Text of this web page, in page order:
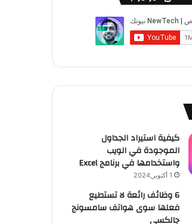
كيفية استيراد الجداول
الموجودة في الويب
واستخدامها في برنامج Excel
1 أكتوبر,2024
6 وظائف رائعة لا تستطيع
فعلها سوى هواتف سامسونج
جالكسي